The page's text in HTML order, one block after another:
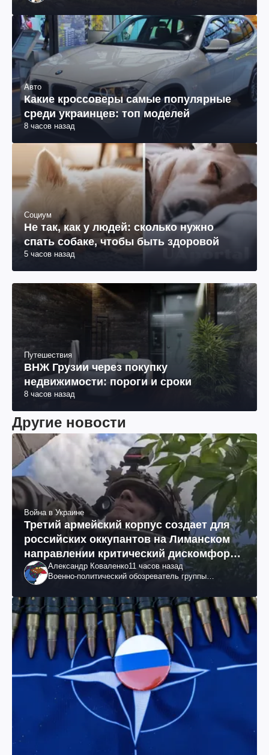
Авто
Какие кроссоверы самые популярные
среди украинцев: топ моделей
8 часов назад
Социум
Не так, как у людей: сколько нужно
спать собаке, чтобы быть здоровой
5 часов назад
Путешествия
ВНЖ Грузии через покупку
недвижимости: пороги и сроки
8 часов назад
Другие новости
Война в Украине
Третий армейский корпус создает для
российских оккупантов на Лиманском
направлении критический дискомфорт:
как это удалось
Александр Коваленко11 часов назад
Военно-политический обозреватель группы